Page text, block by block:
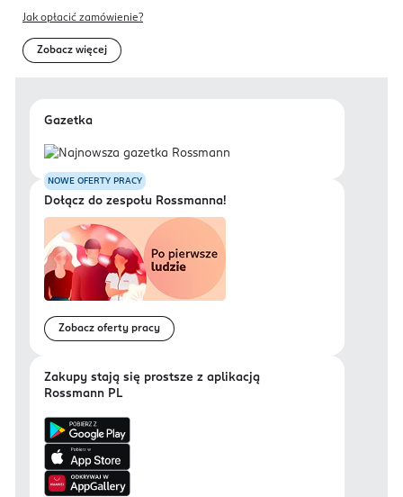
Jak opłacić zamówienie?
Zobacz więcej
Gazetka
NOWE OFERTY PRACY
Dołącz do zespołu Rossmanna!
Zobacz oferty pracy
Zakupy stają się prostsze z aplikacją
Rossmann PL